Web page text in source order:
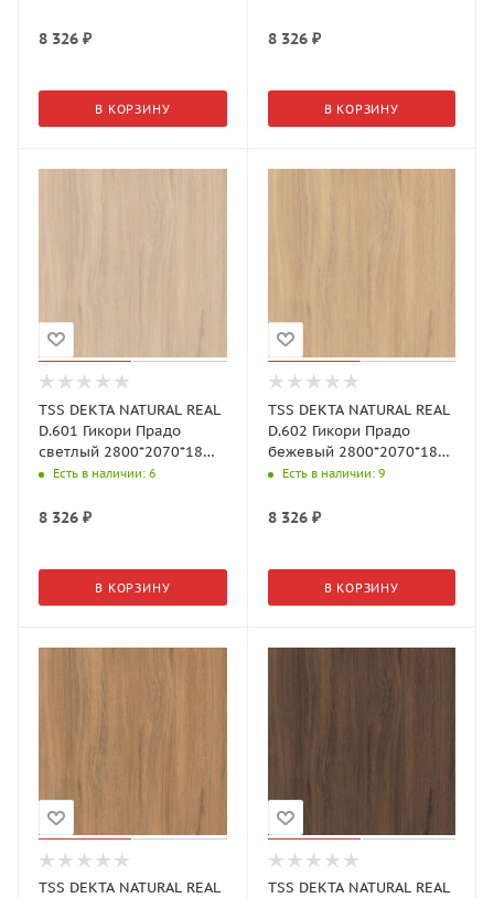
8 326 ₽
В КОРЗИНУ
8 326₽
В КОРЗИНУ
TSS DEKTA NATURAL REAL
D.601 Гикори Прадо
светлый 2800*2070*18
ммЕсть в наличии: 6
8 326 ₽
В КОРЗИНУ
TSS DEKTA NATURAL REAL
D.602 Гикори Прадо
бежевый 2800*2070*18
ммЕсть в наличии: 9
8 326₽
В КОРЗИНУ
TSS DEKTA NATURAL REAL
TSS DEKTA NATURAL REAL